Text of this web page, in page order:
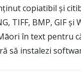
copiatibil și
TIFF, BMP, GIF și
în text pentru
să instalezi